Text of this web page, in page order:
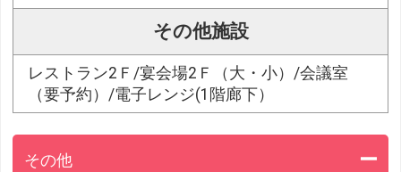
その他施設
レストラン2Ｆ/宴会場2Ｆ（大・小）/会議室
（要予約）/電子レンジ(1階廊下）
その他